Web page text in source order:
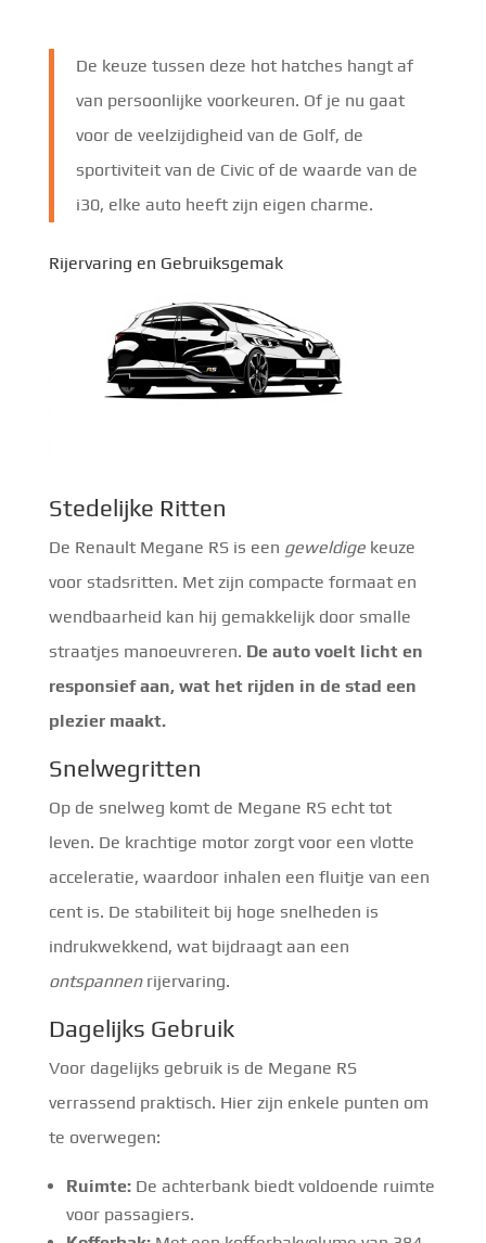
De keuze tussen deze hot hatches hangt af
van persoonlijke voorkeuren. Of je nu gaat
voor de veelzijdigheid van de Golf, de
sportiviteit van de Civic of de waarde van de
i30, elke auto heeft zijn eigen charme.
Rijervaring en Gebruiksgemak
Stedelijke Ritten
De Renault Megane RS is een geweldigekeuze
voor stadsritten. Met zijn compacte formaat en
wendbaarheid kan hij gemakkelijk door smalle
straatjes manoeuvreren. De auto voelt licht en
responsief aan, wat het rijden in de stad een
plezier maakt.
Snelwegritten
Op de snelweg komt de Megane RS echt tot
leven. De krachtige motor zorgt voor een vlotte
acceleratie, waardoor inhalen een fluitje van een
cent is. De stabiliteit bij hoge snelheden is
indrukwekkend, wat bijdraagt aan een
ontspannenrijervaring.
Dagelijks Gebruik
Voor dagelijks gebruik is de Megane RS
verrassend praktisch. Hier zijn enkele punten om
te overwegen:
Ruimte:De achterbank biedt voldoende ruimte
voor passagiers.